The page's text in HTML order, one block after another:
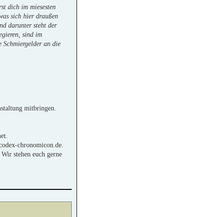
dich im miesesten
sich hier draußen
darunter steht der
sind im
an die
mitbringen.
chronomicon.de.
stehen euch gerne